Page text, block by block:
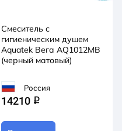
Смеситель с
гигиеническим душем
Aquatek Вега AQ1012MB
(черный матовый)
Россия
14210 q